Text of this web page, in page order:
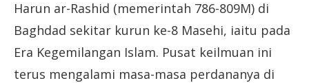
Harun ar-Rashid (memerintah 786-809M) di
Baghdad sekitar kurun ke-8 Masehi, iaitu pada
Era Kegemilangan Islam. Pusat keilmuan ini
terus mengalami masa-masa perdananya di